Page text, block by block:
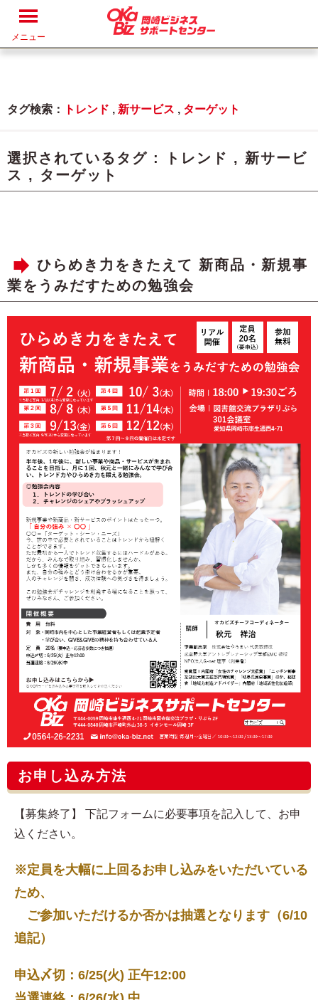
メニュー
タグ検索： トレンド , 新サービス , ターゲット
選択されているタグ : トレンド , 新サービ
ス , ターゲット
ひらめき力をきたえて 新商品・新規事
業をうみだすための勉強会
お申し込み方法
【募集終了】 下記フォームに必要事項を記入して、お申
込ください。
※定員を大幅に上回るお申し込みをいただいている
ため、
ご参加いただけるか否かは抽選となります（6/10
追記）
申込〆切：6/25(火) 正午12:00